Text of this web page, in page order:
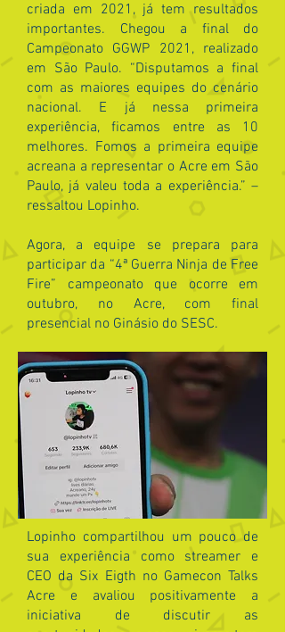
criada em 2021, já tem resultados
importantes. Chegou a final do
Campeonato GGWP 2021, realizado
em São Paulo. “Disputamos a final
com as maiores equipes do cenário
nacional. E já nessa primeira
experiência, ficamos entre as 10
melhores. Fomos a primeira equipe
acreana a representar o Acre em São
Paulo, já valeu toda a experiência.” –
ressaltou Lopinho.
Agora, a equipe se prepara para
participar da “4ª Guerra Ninja de Free
Fire” campeonato que ocorre em
outubro, no Acre, com final
presencial no Ginásio do SESC.
Lopinho compartilhou um pouco de
sua experiência como streamer e
CEO da Six Eigth no Gamecon Talks
Acre e avaliou positivamente a
iniciativa de discutir as